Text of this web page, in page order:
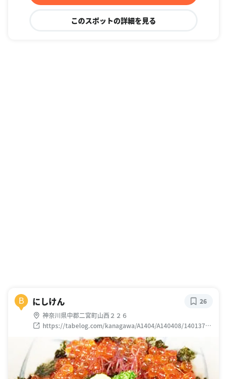
このスポットの詳細を見る
B にしけん
神奈川県中郡二宮町山西２２６
https://tabelog.com/kanagawa/A1404/A140408/14013701
26